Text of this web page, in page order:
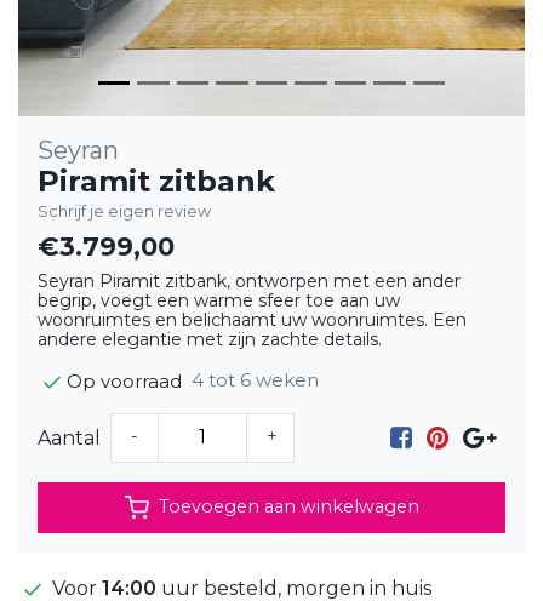
Seyran
Piramit zitbank
Schrijf je eigen review
€3.799,00
Seyran Piramit zitbank, ontworpen met een ander
begrip, voegt een warme sfeer toe aan uw
woonruimtes en belichaamt uw woonruimtes. Een
andere elegantie met zijn zachte details.
Op voorraad 4 tot 6 weken
Aantal - +
Toevoegen aan winkelwagen
Voor 14:00 uur besteld, morgen in huis